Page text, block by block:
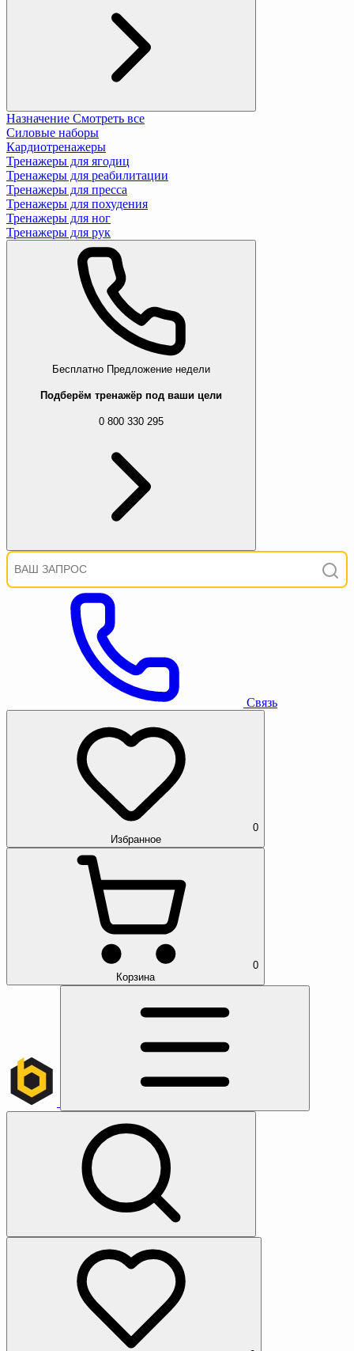
Назначение Смотреть все
Силовые наборы
Кардиотренажеры
Тренажеры для ягодиц
Тренажеры для реабилитации
Тренажеры для пресса
Тренажеры для похудения
Тренажеры для ног
Тренажеры для рук
Бесплатно Предложение недели
Подберём тренажёр под ваши цели
0 800 330 295
Связь
0
Избранное
0
Корзина